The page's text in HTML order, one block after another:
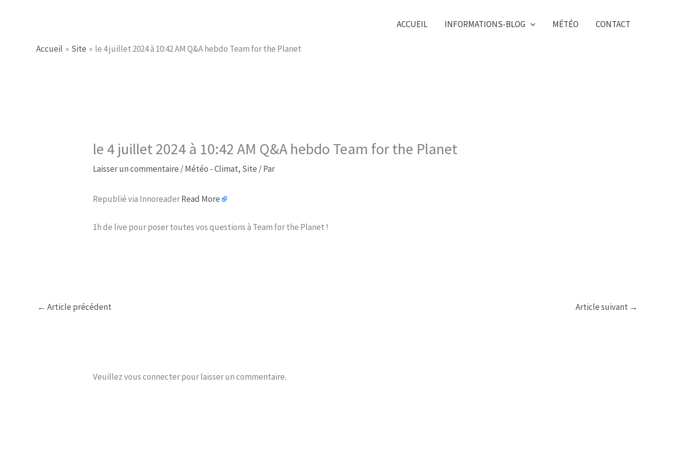
ACCUEIL INFORMATIONS-BLOG MÉTÉO CONTACT
Accueil Site le 4 juillet 2024 à 10:42 AM Q&A hebdo Team for the Planet
le 4 juillet 2024 à 10:42 AM Q&A hebdo Team for the Planet
Laisser un commentaire /Météo - Climat, Site / Par
Republié via InnoreaderRead More
1h de live pour poser toutes vos questions à Team for the Planet !
← Article précédent Article suivant →
Veuillez vous connecter pour laisser un commentaire.